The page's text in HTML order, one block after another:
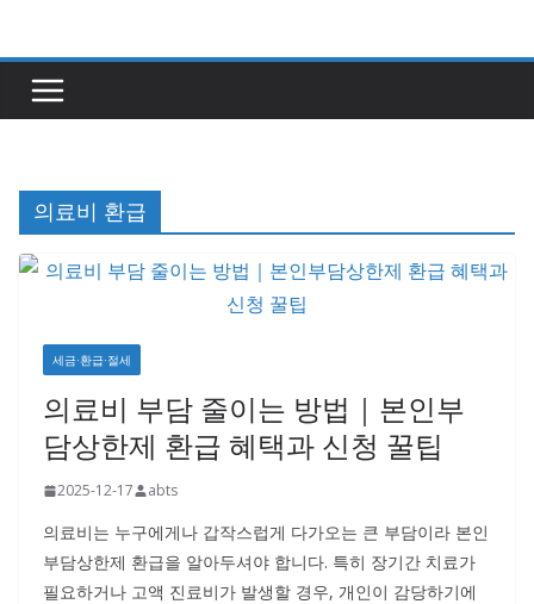
로
의료비 환급
세금·환급·절세
의료비 부담 줄이는 방법｜본인부
담상한제 환급 혜택과 신청 꿀팁
2025-12-17 abts
의료비는 누구에게나 갑작스럽게 다가오는 큰 부담이라 본인
부담상한제 환급을 알아두셔야 합니다. 특히 장기간 치료가
필요하거나 고액 진료비가 발생할 경우, 개인이 감당하기에